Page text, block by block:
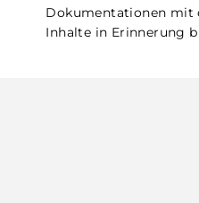
Dokumentationen mit
Inhalte in Erinnerung